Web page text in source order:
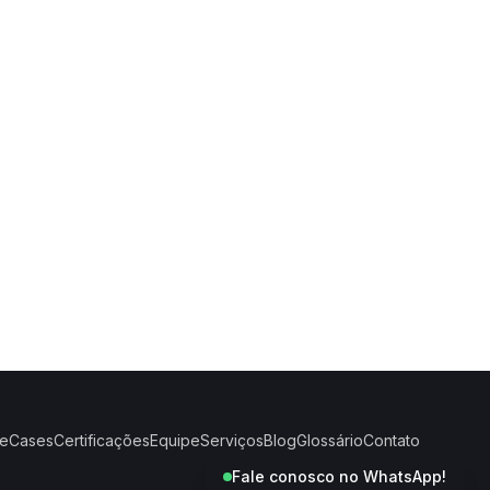
CasesCertificaçõesEquipeServiçosBlogGlossárioContato
Fale conosco no WhatsApp!